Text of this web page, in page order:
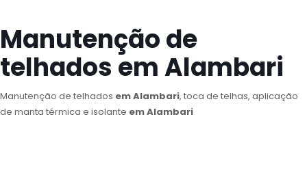
Manutenção de
telhados em Alambari
Manutenção de telhados em Alambari, toca de telhas, aplicação
de manta térmica e isolante em Alambari